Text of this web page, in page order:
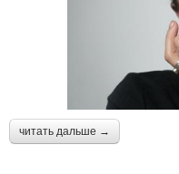
читать дальше →